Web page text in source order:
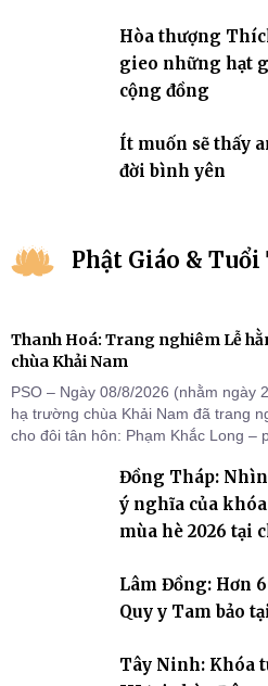
Hòa thượng
gieo những hạt
cộng đồng
Ít muốn sẽ thấy
đời bình yên
Phật Giáo & Tuổi
Thanh Hoá: Trang nghiêm Lễ
chùa Khải Nam
PSO – Ngày 08/8/2026 (nhằm ngày
hạ trường chùa Khải Nam đã trang
cho đôi tân hôn: Phạm Khắc Long –
Đồng Tháp:
ý nghĩa của
mùa hè 2026 tại
Lâm Đồng: Hơn
Quy y Tam bảo
Tây Ninh: Khóa